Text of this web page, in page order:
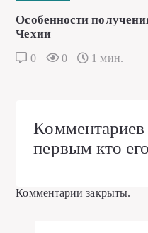
Особенности
Чехии
0 0 1 мин.
Комментариев
первым кто
Комментарии закрыты.